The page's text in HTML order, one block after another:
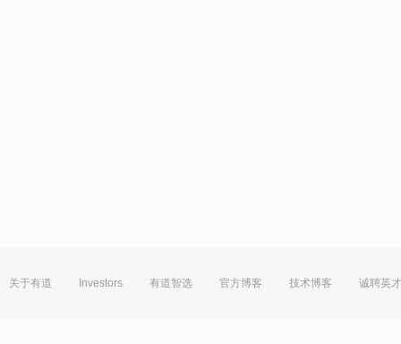
关于有道 Investors 有道智选 官方博客 技术博客 诚聘英才